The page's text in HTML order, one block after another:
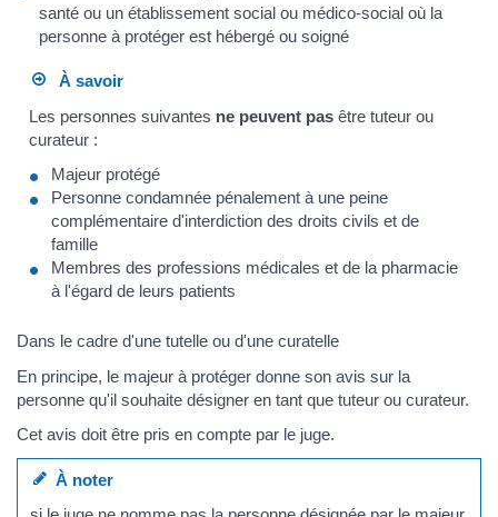
santé ou un établissement social ou médico-social où la
personne à protéger est hébergé ou soigné
À savoir
Les personnes suivantes ne peuvent pas être tuteur ou
curateur :
Majeur protégé
Personne condamnée pénalement à une peine
complémentaire d'interdiction des droits civils et de
famille
Membres des professions médicales et de la pharmacie
à l'égard de leurs patients
Dans le cadre d'une tutelle ou d'une curatelle
En principe, le majeur à protéger donne son avis sur la
personne qu'il souhaite désigner en tant que tuteur ou curateur.
Cet avis doit être pris en compte par le juge.
À noter